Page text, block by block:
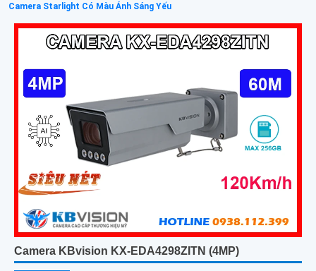
Camera Starlight Có Màu Ánh Sáng Yếu
Camera KBvision KX-EDA4298ZITN (4MP)